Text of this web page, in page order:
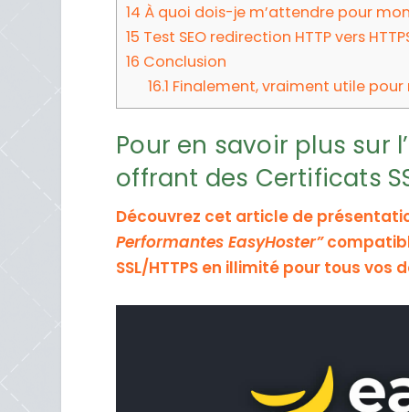
14 À quoi dois-je m’attendre pour
15 Test SEO redirection HTTP vers
16 Conclusion
16.1 Finalement, vraiment utile pour
Pour en savoir plus sur
offrant des Certificats
Découvrez cet article de
Performantes EasyHoster”
SSL/HTTPS en illimité pour tous